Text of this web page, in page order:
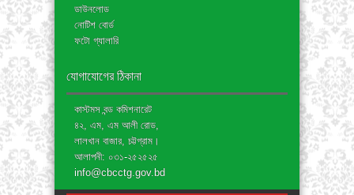
ডাউনলোড
নোটিশ বোর্ড
ফটো গ্যালারি
যোগাযোগের ঠিকানা
কাস্টমস বন্ড কমিশনারেট
৪২, এম, এম আলী রোড,
লালখান বাজার, চট্টগ্রাম।
আলাপনী: ০৩১-২৫২৫২৫
info@cbcctg.gov.bd